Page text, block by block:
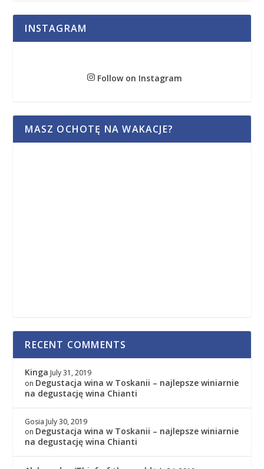
INSTAGRAM
Follow on Instagram
MASZ OCHOTĘ NA WAKACJE?
RECENT COMMENTS
Kinga July 31, 2019
on Degustacja wina w Toskanii – najlepsze winiarnie
na degustację wina Chianti
Gosia July 30, 2019
on Degustacja wina w Toskanii – najlepsze winiarnie
na degustację wina Chianti